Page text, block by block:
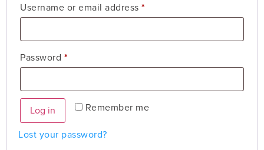
Username or email address *
Password *
Remember me
Log in
Lost your password?